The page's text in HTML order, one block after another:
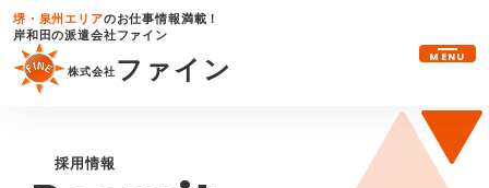
株式会社 ファイン
堺・泉州エリアのお仕事情報満載！
岸和田の派遣会社ファイン
MENU
採用情報